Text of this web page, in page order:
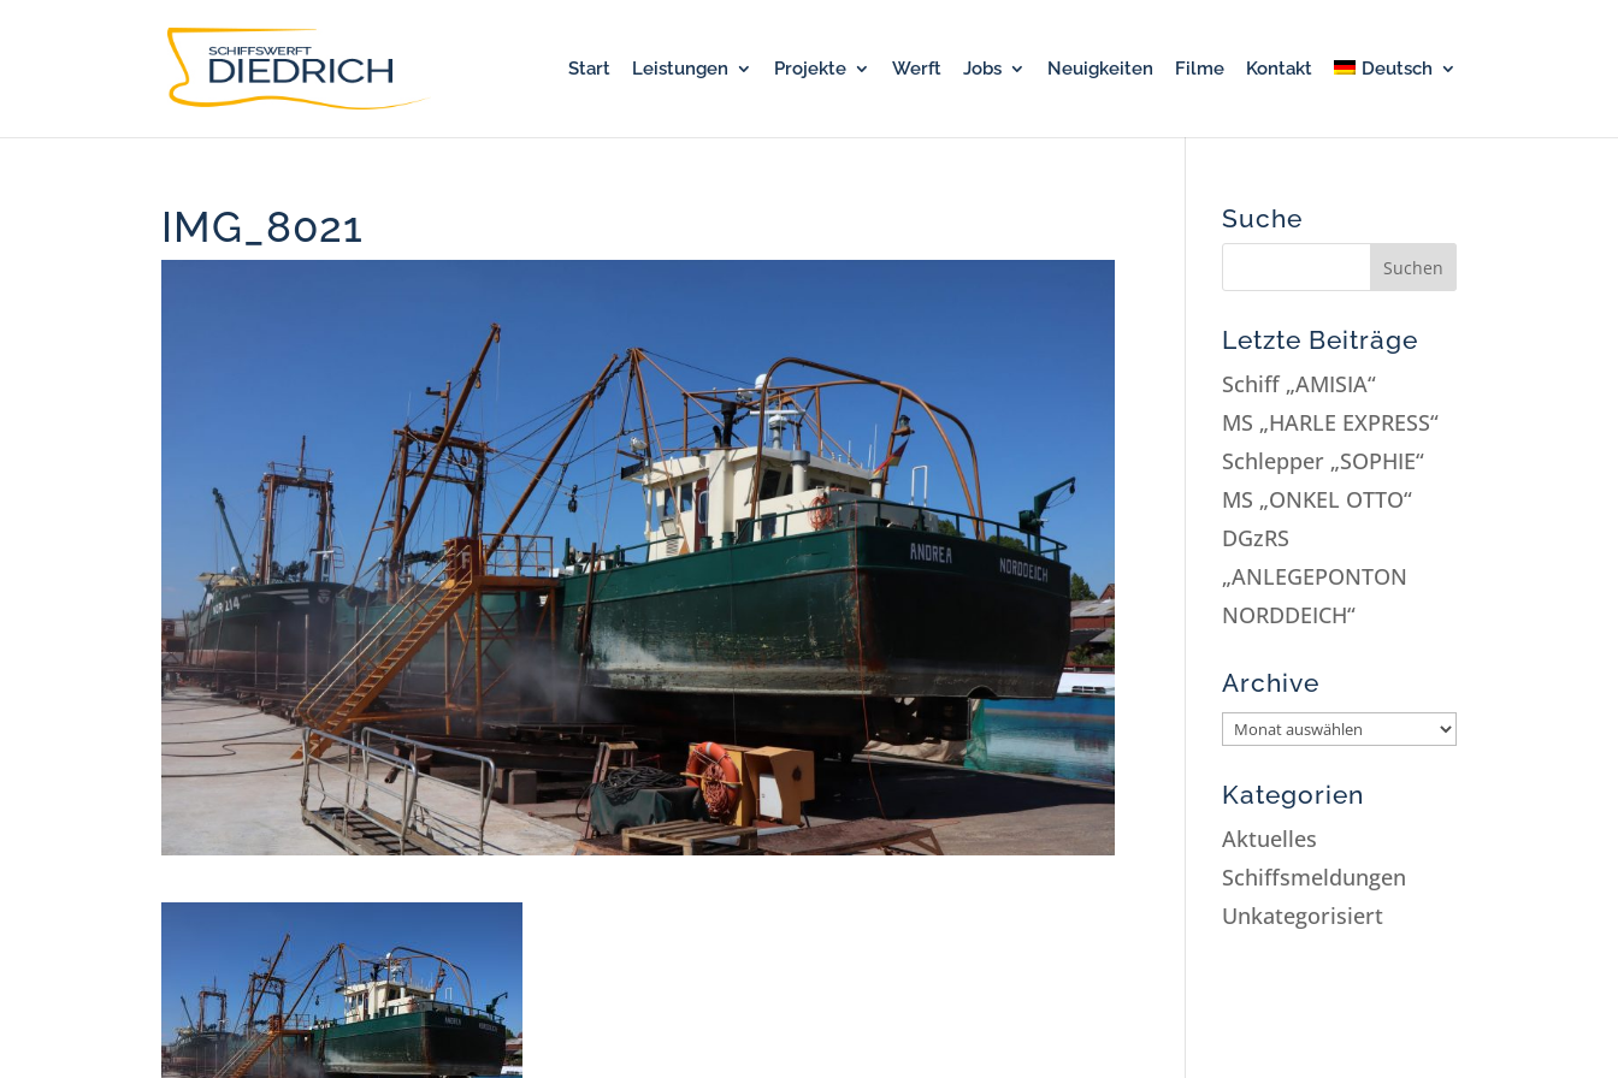
Start Leistungen Projekte Werft Jobs Neuigkeiten Filme Kontakt Deutsch
IMG_8021 Suche
Letzte Beiträge
Schiff „AMISIA“
MS „HARLE EXPRESS“
Schlepper „SOPHIE“
MS „ONKEL OTTO“
DGzRS
„ANLEGEPONTON
NORDDEICH“
Archive
Kategorien
Aktuelles
Schiffsmeldungen
Unkategorisiert